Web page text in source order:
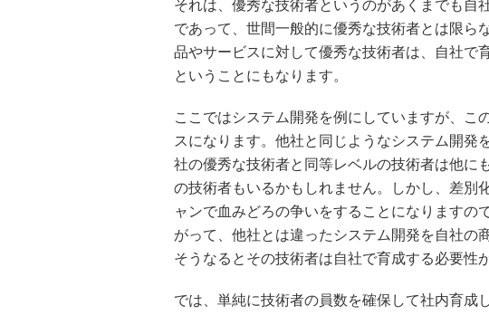
それは、優秀な技術者というのがあくまでも自
であって、世間一般的に優秀な技術者とは限ら
品やサービスに対して優秀な技術者は、自社で
ということにもなります。
ここではシステム開発を例にしていますが、こ
スになります。他社と同じようなシステム開発
社の優秀な技術者と同等レベルの技術者は他に
の技術者もいるかもしれません。しかし、差別
ャンで血みどろの争いをすることになりますの
がって、他社とは違ったシステム開発を自社の
そうなるとその技術者は自社で育成する必要性
では、単純に技術者の員数を確保して社内育成